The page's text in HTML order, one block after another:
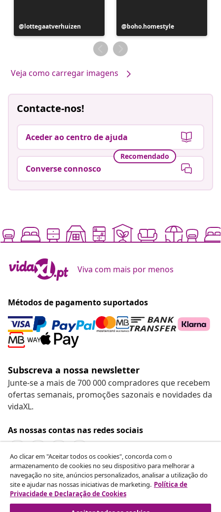
Postagem
publicada
lottegaatverhuizen
Postagem
publicada
por
boho.homestyle
Veja como carregar imagens
Contacte-nos!
Aceder ao centro de ajuda
Recomendado
Converse connosco
Viva com mais por menos
Métodos de pagamento suportados
Subscreva a nossa newsletter
Junte-se a mais de 700 000 compradores que recebem
ofertas semanais, promoções sazonais e novidades da
vidaXL.
As nossas contas nas redes sociais
Rescindir o contrato
Envie um pedido de rescisão da sua encomenda.
Ao clicar em "Aceitar todos os cookies", concorda com o
armazenamento de cookies no seu dispositivo para melhorar a
navegação no site, anúncios personalizados, analisar a utilização do
site e ajudar nas nossas iniciativas de marketing. Política de
Privacidade e Declaração de Cookies